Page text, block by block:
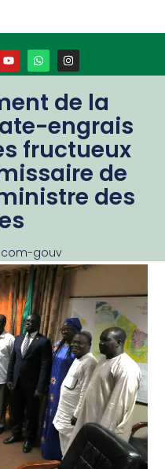
de la
engrais
fructueux
de
des
com-gouv